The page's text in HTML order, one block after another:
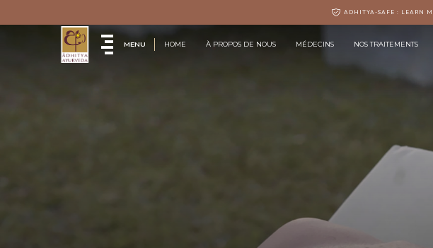
ADHITYA-SAFE : LEARN
MENU HOME À PROPOS DE NOUS MÉDECINS NOS TRAITEMENTS